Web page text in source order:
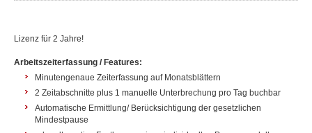
Lizenz für 2 Jahre!
Arbeitszeiterfassung / Features:
Minutengenaue Zeiterfassung auf Monatsblättern
2 Zeitabschnitte plus 1 manuelle Unterbrechung pro Tag buchbar
Automatische Ermittlung/ Berücksichtigung der gesetzlichen
Mindestpause